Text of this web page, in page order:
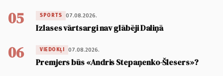
05 SPORTS 07.08.2026.
Izlases vārtsargi nav glābēji Daliņā
06 VIEDOKĻI 07.08.2026.
Premjers būs «Andris Stepaņenko-Šlesers»?